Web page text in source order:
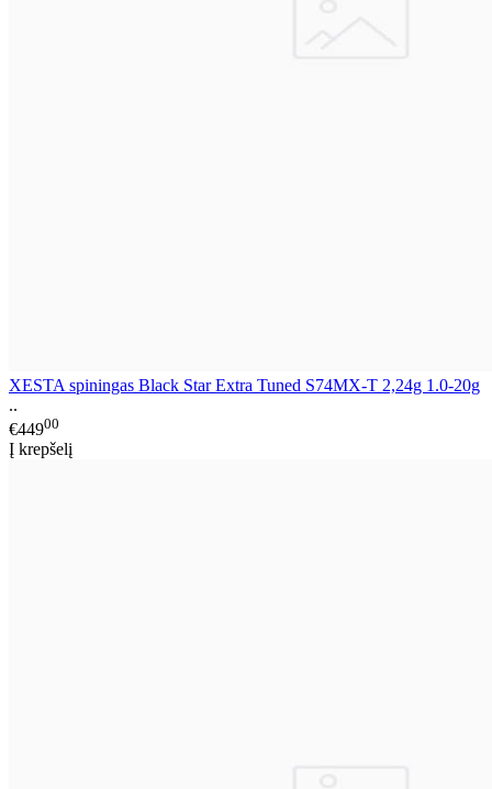
XESTA spiningas Black Star Extra Tuned S74MX-T 2,24g 1.0-20g
..
€44900
Į krepšelį